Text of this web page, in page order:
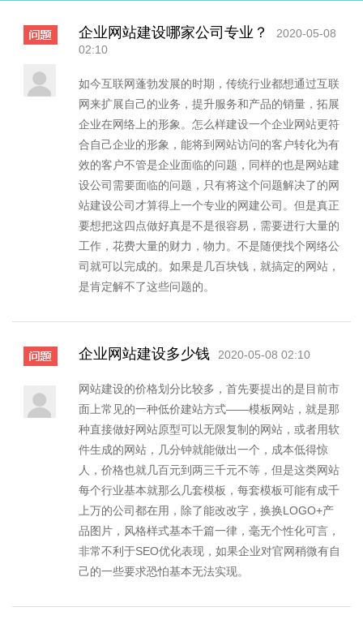
企业网站建设哪家公司专业？
2020-05-08
02:10
如今互联网蓬勃发展的时期，传统行业都想通过互联
网来扩展自己的业务，提升服务和产品的销量，拓展
企业在网络上的形象。怎么样建设一个企业网站更符
合自己企业的形象，能将到网站访问的客户转化为有
效的客户不管是企业面临的问题，同样的也是网站建
设公司需要面临的问题，只有将这个问题解决了的网
站建设公司才算得上一个专业的网建公司。但是真正
要想把这四点做好真是不是很容易，需要进行大量的
工作，花费大量的财力，物力。不是随便找个网络公
司就可以完成的。如果是几百块钱，就搞定的网站，
是肯定解不了这些问题的。
企业网站建设多少钱 2020-05-08 02:10
网站建设的价格划分比较多，首先要提出的是目前市
面上常见的一种低价建站方式——模板网站，就是那
种直接做好网站原型可以无限复制的网站，或者用软
件生成的网站，几分钟就能做出一个，成本低得惊
人，价格也就几百元到两三千元不等，但是这类网站
每个行业基本就那么几套模板，每套模板可能有成千
上万的公司都在用，除了能改改字，换换LOGO+产
品图片，风格样式基本千篇一律，毫无个性化可言，
非常不利于SEO优化表现，如果企业对官网稍微有自
己的一些要求恐怕基本无法实现。